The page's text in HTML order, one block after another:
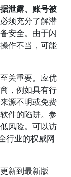
泄露、账号被
须充分了解潜
安全。由于闪
作不当，可能
关重要。应优
，例如具有行
源不明或免费
件的陷阱。参
风险。可以访
行业的权威网
新到最新版